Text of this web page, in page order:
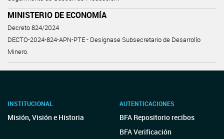
MINISTERIO DE ECONOMÍA
Decreto 824/2024
DECTO-2024-824-APN-PTE - Desígnase Subsecretario de Desarrollo
Minero.
INSTITUCIONAL
Misión, Visión e Historia
AUTENTICACIONES
BFA Repositorio recibos
BFA Verificación